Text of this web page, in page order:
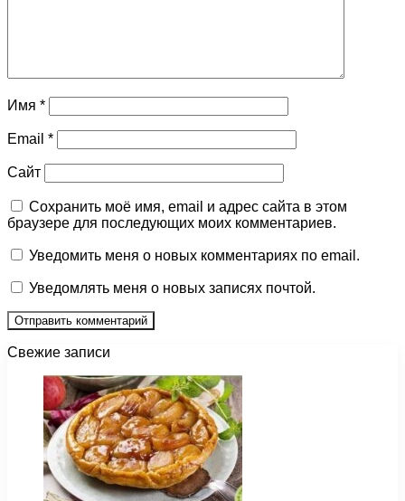
Имя *
Email *
Сайт
Сохранить моё имя, email и адрес сайта в этом
браузере для последующих моих комментариев.
Уведомить меня о новых комментариях по email.
Уведомлять меня о новых записях почтой.
Свежие записи